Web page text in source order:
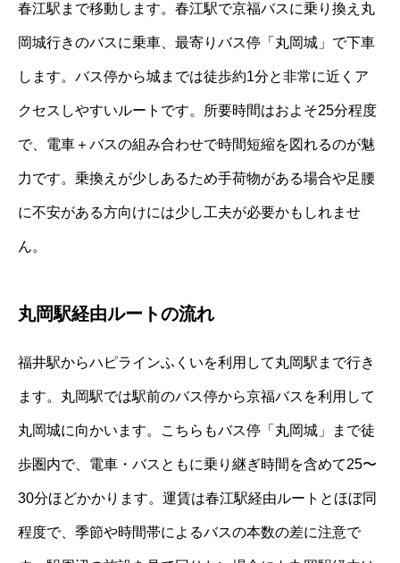
春江駅まで移動します。春江駅で京福バスに乗り換え丸
岡城行きのバスに乗車、最寄りバス停「丸岡城」で下車
します。バス停から城までは徒歩約1分と非常に近くア
クセスしやすいルートです。所要時間はおよそ25分程度
で、電車＋バスの組み合わせで時間短縮を図れるのが魅
力です。乗換えが少しあるため手荷物がある場合や足腰
に不安がある方向けには少し工夫が必要かもしれませ
ん。
丸岡駅経由ルートの流れ
福井駅からハピラインふくいを利用して丸岡駅まで行き
ます。丸岡駅では駅前のバス停から京福バスを利用して
丸岡城に向かいます。こちらもバス停「丸岡城」まで徒
歩圏内で、電車・バスともに乗り継ぎ時間を含めて25〜
30分ほどかかります。運賃は春江駅経由ルートとほぼ同
程度で、季節や時間帯によるバスの本数の差に注意で